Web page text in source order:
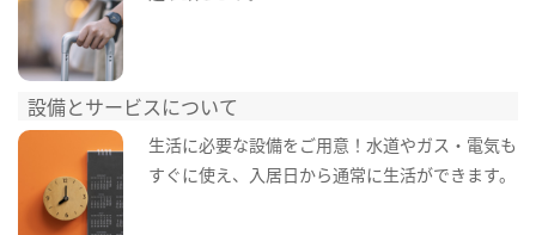
設備とサービスについて
生活に必要な設備をご用意！水道やガス・電気も
すぐに使え、入居日から通常に生活ができます。